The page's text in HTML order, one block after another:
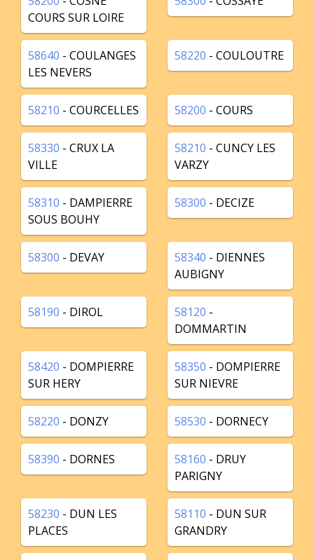
COURS SUR LOIRE
58640 - COULANGES
LES NEVERS
58220 - COULOUTRE
58210 - COURCELLES 58200 - COURS
58330 - CRUX LA
VILLE
58210 - CUNCY LES
VARZY
58310 - DAMPIERRE
SOUS BOUHY
58300 - DECIZE
58300 - DEVAY 58340 - DIENNES
AUBIGNY
58190 - DIROL 58120 -
DOMMARTIN
58420 - DOMPIERRE
SUR HERY
58350 - DOMPIERRE
SUR NIEVRE
58220 - DONZY 58530 - DORNECY
58390 - DORNES 58160 - DRUY
PARIGNY
58230 - DUN LES
PLACES
58110 - DUN SUR
GRANDRY